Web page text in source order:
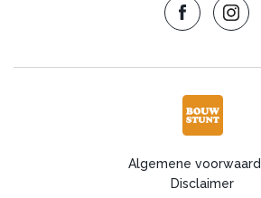
Algemene
Disclaimer